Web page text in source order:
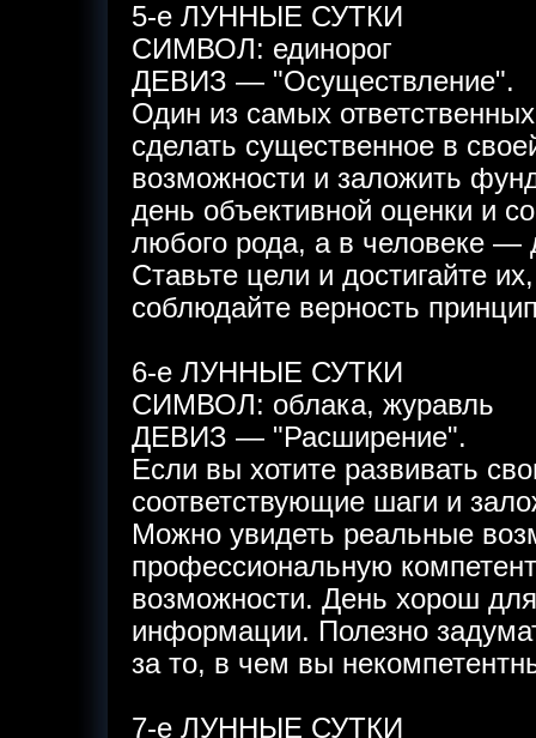
5-е ЛУННЫЕ СУТКИ
СИМВОЛ: единорог
ДЕВИЗ — "Осуществление".
Один из самых
сделать существенное в
возможности и заложить
день объективной оценки и
любого рода, а в человеке —
Ставьте цели и достигайте
соблюдайте верность
6-е ЛУННЫЕ СУТКИ
СИМВОЛ: облака, журавль
ДЕВИЗ — "Расширение".
Если вы хотите развивать
соответствующие шаги и
Можно увидеть реальные
профессиональную
возможности. День хорош
информации. Полезно
за то, в чем вы
7-е ЛУННЫЕ СУТКИ